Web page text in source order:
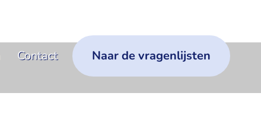
Contact Naar de vragenlijsten